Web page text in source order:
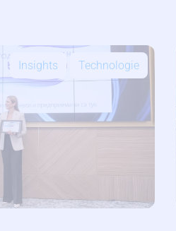
Insights Technologie